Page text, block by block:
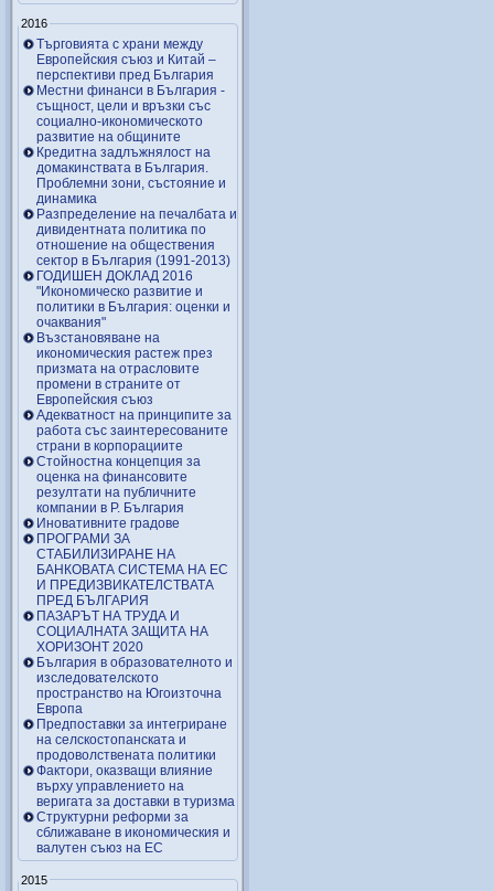
2016
Търговията с храни между
Европейския съюз и Китай –
перспективи пред България
Местни финанси в България -
същност, цели и връзки със
социално-икономическото
развитие на общините
Кредитна задлъжнялост на
домакинствата в България.
Проблемни зони, състояние и
динамика
Разпределение на печалбата и
дивидентната политика по
отношение на обществения
сектор в България (1991-2013)
ГОДИШЕН ДОКЛАД 2016
"Икономическо развитие и
политики в България: оценки и
очаквания"
Възстановяване на
икономическия растеж през
призмата на отрасловите
промени в страните от
Европейския съюз
Адекватност на принципите за
работа със заинтересованите
страни в корпорациите
Стойностна концепция за
оценка на финансовите
резултати на публичните
компании в Р. България
Иновативните градове
ПРОГРАМИ ЗА
СТАБИЛИЗИРАНЕ НА
БАНКОВАТА СИСТЕМА НА ЕС
И ПРЕДИЗВИКАТЕЛСТВАТА
ПРЕД БЪЛГАРИЯ
ПАЗАРЪТ НА ТРУДА И
СОЦИАЛНАТА ЗАЩИТА НА
ХОРИЗОНТ 2020
България в образователното и
изследователското
пространство на Югоизточна
Европа
Предпоставки за интегриране
на селскостопанската и
продоволствената политики
Фактори, оказващи влияние
върху управлението на
веригата за доставки в туризма
Структурни реформи за
сближаване в икономическия и
валутен съюз на ЕС
2015